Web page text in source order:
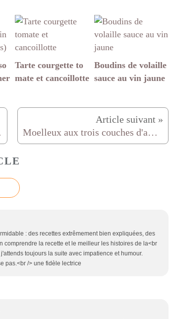
Tarte courgette to
mate et cancoillotte
Boudins de volaille
sauce au vin jaune
Moelleux aux trois couches d'amande coeur de framboise (un délice !)
: des recettes extrêmement bien expliquées, des
comprendre la recette et le meilleur les histoires de la<br
toujours la suite avec impatience et humour.
pas.<br /> une fidèle lectrice